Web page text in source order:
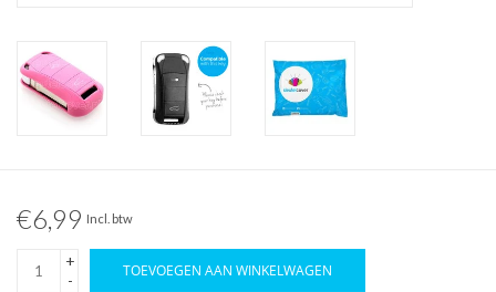
€6,99 Incl. btw
+
-
TOEVOEGEN AAN WINKELWAGEN